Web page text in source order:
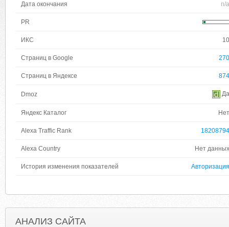
Дата окончания n/a
PR
ИКС 10
Страниц в Google 270
Страниц в Яндексе 874
Dmoz Да
Яндекс Каталог Нет
Alexa Traffic Rank 18208794
Alexa Country Нет данных
История изменения показателей Авторизация
АНАЛИЗ САЙТА